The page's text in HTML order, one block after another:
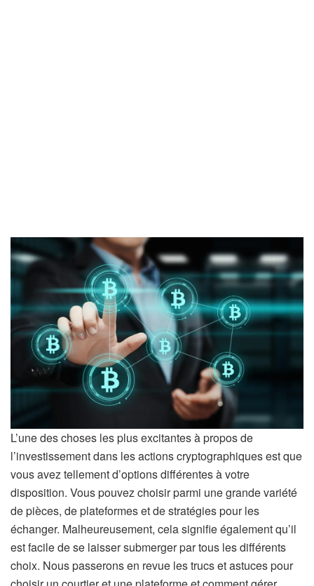
L’une des choses les plus excitantes à propos de
l’investissement dans les actions cryptographiques est que
vous avez tellement d’options différentes à votre
disposition. Vous pouvez choisir parmi une grande variété
de pièces, de plateformes et de stratégies pour les
échanger. Malheureusement, cela signifie également qu’il
est facile de se laisser submerger par tous les différents
choix. Nous passerons en revue les trucs et astuces pour